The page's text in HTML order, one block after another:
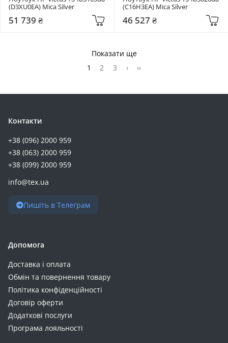
(D3XU0EA) Mica Silver
51 739 ₴
(C16H3EA) Mica Silver
46 527 ₴
Показати ще
1
2 3 › ››
Контакти
+38 (096) 2000 959
+38 (063) 2000 959
+38 (099) 2000 959
info@tex.ua
Пишіть в Телеграм
Допомога
Доставка і оплата
Обмін та повернення товару
Політика конфіденційності
Договір оферти
Додаткові послуги
Програма лояльності